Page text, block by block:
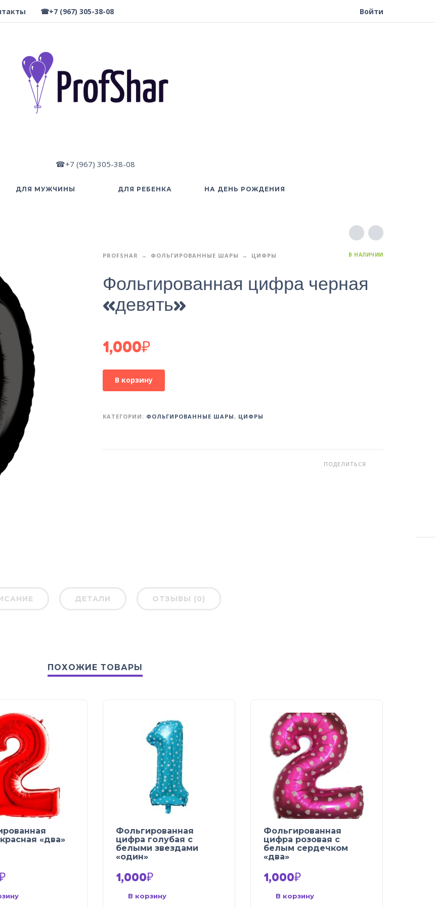
☎+7 (967) 305-38-08 Войти
☎+7 (967) 305-38-08
ДЛЯ МУЖЧИНЫ ДЛЯ РЕБЕНКА НА ДЕНЬ РОЖДЕНИЯ
PROFSHAR ФОЛЬГИРОВАННЫЕ ШАРЫ ЦИФРЫ В НАЛИЧИИ
Фольгированная цифра черная
«девять»
1,000₽
В корзину
КАТЕГОРИИ: ФОЛЬГИРОВАННЫЕ ШАРЫ, ЦИФРЫ
ПОДЕЛИТЬСЯ
ДЕТАЛИ ОТЗЫВЫ (0)
ПОХОЖИЕ ТОВАРЫ
«два»
Фольгированная
цифра голубая с
белыми звездами
«один»
1,000₽
В корзину
Фольгированная
цифра розовая с
белым сердечком
«два»
1,000₽
В корзину